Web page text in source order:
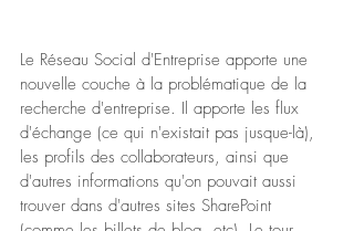
Le Réseau Social d'Entreprise apporte une
nouvelle couche à la problématique de la
recherche d'entreprise. Il apporte les flux
d'échange (ce qui n'existait pas jusque-là),
les profils des collaborateurs, ainsi que
d'autres informations qu'on pouvait aussi
trouver dans d'autres sites SharePoint